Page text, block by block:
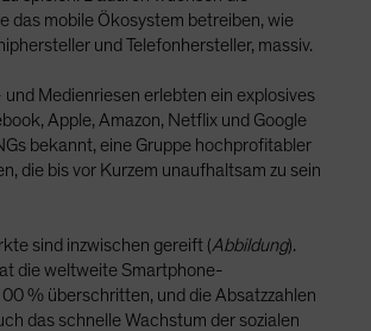
das mobile Ökosystem betreiben, wie
und Telefonhersteller, massiv.
und Medienriesen erlebten ein explosives
Apple, Amazon, Netflix und Google
bekannt, eine Gruppe hochprofitabler
die bis vor Kurzem unaufhaltsam zu sein
sind inzwischen gereift (Abbildung).
die weltweite Smartphone-
% überschritten, und die Absatzzahlen
das schnelle Wachstum der sozialen